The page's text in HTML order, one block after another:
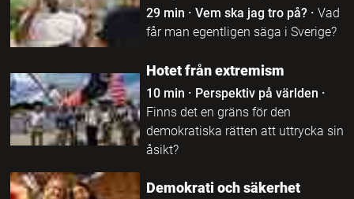
29 min · Vem ska jag tro på?· Vad
får man egentligen säga i Sverige?
Hotet från extremism
10 min · Perspektiv på världen ·
Finns det en gräns för den
demokratiska rätten att uttrycka sin
åsikt?
Demokrati och säkerhet